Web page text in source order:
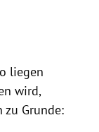
liegen
wird,
Grunde: